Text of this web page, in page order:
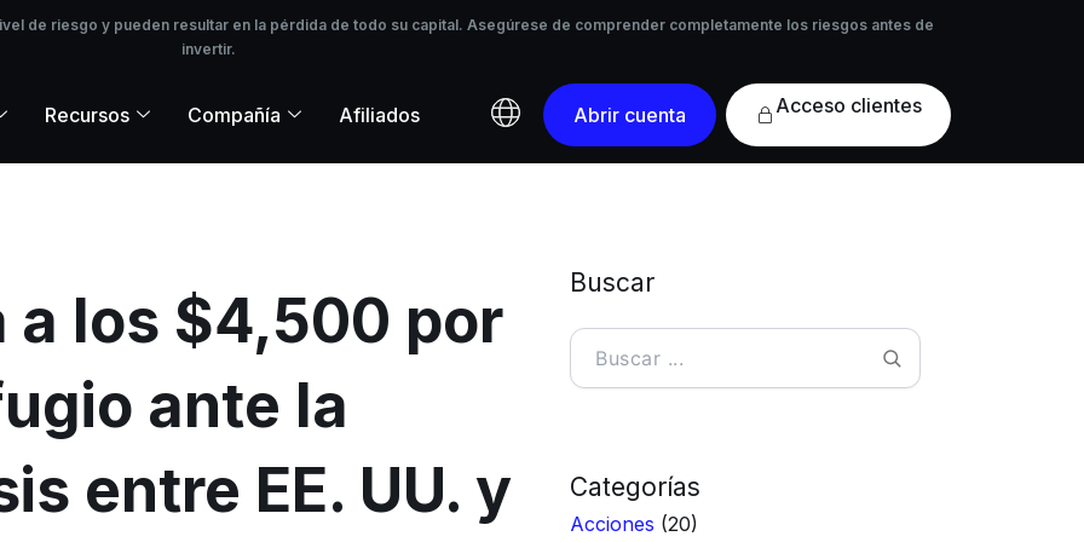
de riesgo y pueden resultar en la pérdida de todo su capital. Asegúrese de comprender completamente los riesgos antes de
invertir.
riesgo y pueden resultar en la pérdida de todo su capital. Asegúrese de comprender completamente los riesgos antes de
Recursos Compañía Afiliados Abrir cuenta
Acceso
a los $4,500 por
ante la
entre EE. UU. y
Buscar
Buscar
Categorías
Acciones (20)